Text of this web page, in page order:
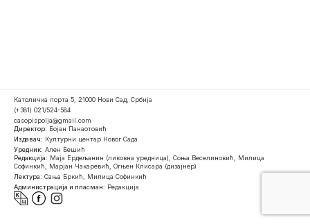
Католичка порта 5, 21000 Нови Сад, Србија
(+381) 021/524-584
casopispolja@gmail.com
Директор: Бојан Панаотовић
Издавач: Културни центар Новог Сада
Уредник: Ален Бешић
Редакција: Маја Ердељанин (ликовна уредница), Соња Веселиновић, Милица
Софинкић, Марјан Чакаревић, Огњен Клисара (дизајнер)
Лектура: Сања Бркић, Милица Софинкић
Администрација и пласман: Редакција